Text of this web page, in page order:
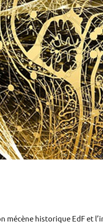
mécène historique EdF et